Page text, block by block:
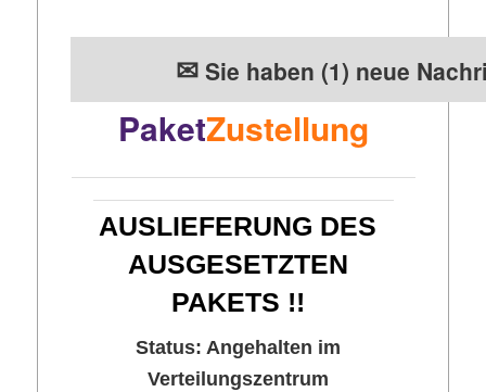
✉Sie haben (1) neue
PaketZustellung
AUSLIEFERUNG DES
AUSGESETZTEN
PAKETS !!
Status: Angehalten im
Verteilungszentrum